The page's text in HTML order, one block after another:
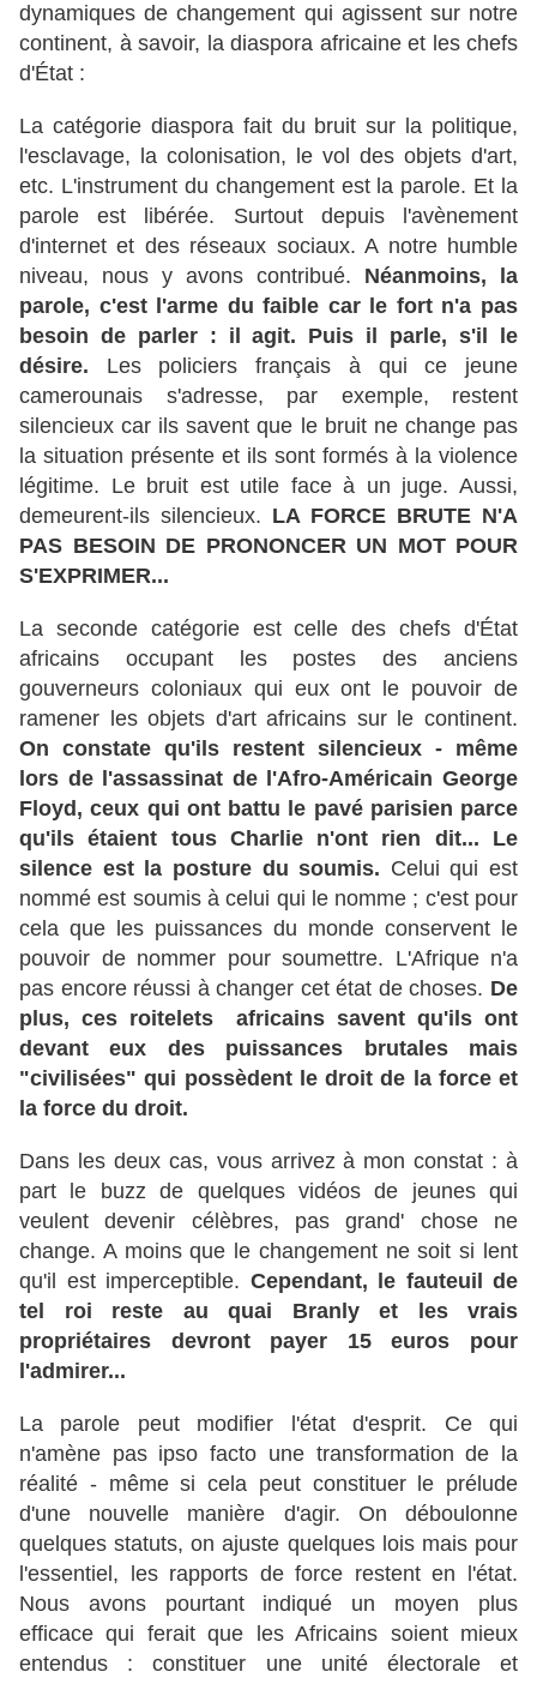
dynamiques de changement qui agissent sur notre
continent, à savoir, la diaspora africaine et les chefs
d'État :
La catégorie diaspora fait du bruit sur la politique,
l'esclavage, la colonisation, le vol des objets d'art,
etc. L'instrument du changement est la parole. Et la
parole est libérée. Surtout depuis l'avènement
d'internet et des réseaux sociaux. A notre humble
niveau, nous y avons contribué. Néanmoins, la
parole, c'est l'arme du faible car le fort n'a pas
besoin de parler : il agit. Puis il parle, s'il le
désire. Les policiers français à qui ce jeune
camerounais s'adresse, par exemple, restent
silencieux car ils savent que le bruit ne change pas
la situation présente et ils sont formés à la violence
légitime. Le bruit est utile face à un juge. Aussi,
demeurent-ils silencieux. LA FORCE BRUTE N'A
PAS BESOIN DE PRONONCER UN MOT POUR
S'EXPRIMER...
La seconde catégorie est celle des chefs d'État
africains occupant les postes des anciens
gouverneurs coloniaux qui eux ont le pouvoir de
ramener les objets d'art africains sur le continent.
On constate qu'ils restent silencieux - même
lors de l'assassinat de l'Afro-Américain George
Floyd, ceux qui ont battu le pavé parisien parce
qu'ils étaient tous Charlie n'ont rien dit... Le
silence est la posture du soumis. Celui qui est
nommé est soumis à celui qui le nomme ; c'est pour
cela que les puissances du monde conservent le
pouvoir de nommer pour soumettre. L'Afrique n'a
pas encore réussi à changer cet état de choses. De
plus, ces roitelets africains savent qu'ils ont
devant eux des puissances brutales mais
"civilisées" qui possèdent le droit de la force et
la force du droit.
Dans les deux cas, vous arrivez à mon constat : à
part le buzz de quelques vidéos de jeunes qui
veulent devenir célèbres, pas grand' chose ne
change. A moins que le changement ne soit si lent
qu'il est imperceptible. Cependant, le fauteuil de
tel roi reste au quai Branly et les vrais
propriétaires devront payer 15 euros pour
l'admirer...
La parole peut modifier l'état d'esprit. Ce qui
n'amène pas ipso facto une transformation de la
réalité - même si cela peut constituer le prélude
d'une nouvelle manière d'agir. On déboulonne
quelques statuts, on ajuste quelques lois mais pour
l'essentiel, les rapports de force restent en l'état.
Nous avons pourtant indiqué un moyen plus
efficace qui ferait que les Africains soient mieux
entendus : constituer une unité électorale et